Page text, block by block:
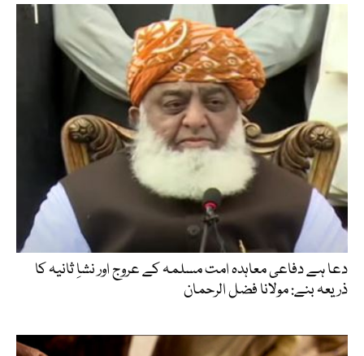
دعا ہے دفاعی معاہدہ امت مسلمہ کے عروج اور نشاِ ثانیہ کا
ذریعہ بنے: مولانا فضل الرحمان